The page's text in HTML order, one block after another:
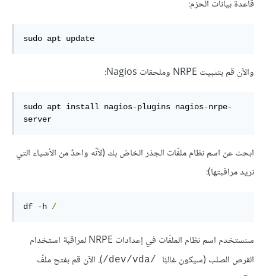
قاعدة بيانات الحزم:
sudo apt update
والآن قم بتثبيت NRPE وملحقات Nagios:
sudo apt install nagios-plugins nagios-nrpe-
server
ابحث عن اسم نظام ملفّات الجذر الخاصّ بك (لأنّه واحدٌ من الأشياء التي
نريد مراقبتها):
df -h /
سنستخدم اسم نظام الملفّات في إعدادات NRPE لمراقبة استخدام
القرص الصلب (سيكون غالبًا /dev/vda/ ). الآن قم بفتح ملفّ